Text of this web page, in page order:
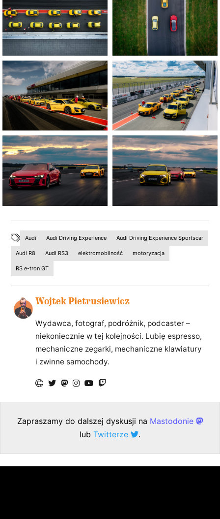
Audi Audi Driving Experience Audi Driving Experience Sportscar
Audi R8 Audi RS3 elektromobilność motoryzacja
RS e-tron GT
Wojtek Pietrusiewicz
Wydawca, fotograf, podróżnik, podcaster –
niekoniecznie w tej kolejności. Lubię espresso,
mechaniczne zegarki, mechaniczne klawiatury
i zwinne samochody.
Zapraszamy do dalszej dyskusji na Mastodonie
lub Twitterze .